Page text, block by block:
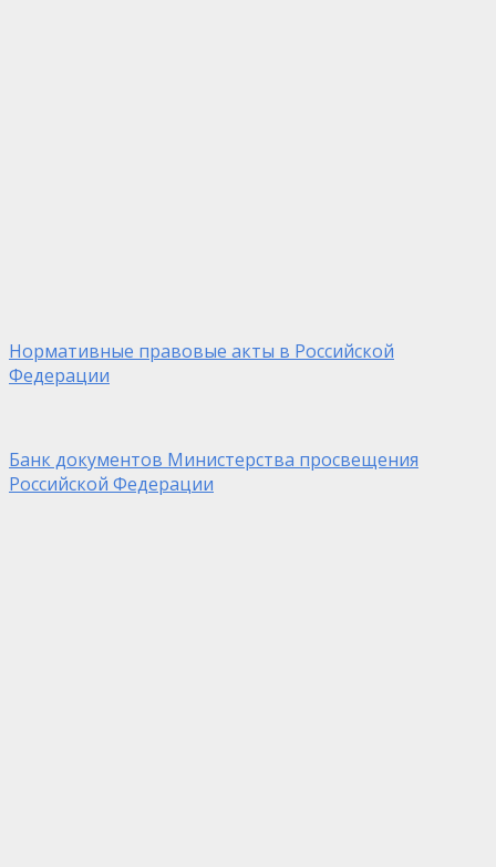
Нормативные правовые акты в Российской
Федерации
Банк документов Министерства просвещения
Российской Федерации